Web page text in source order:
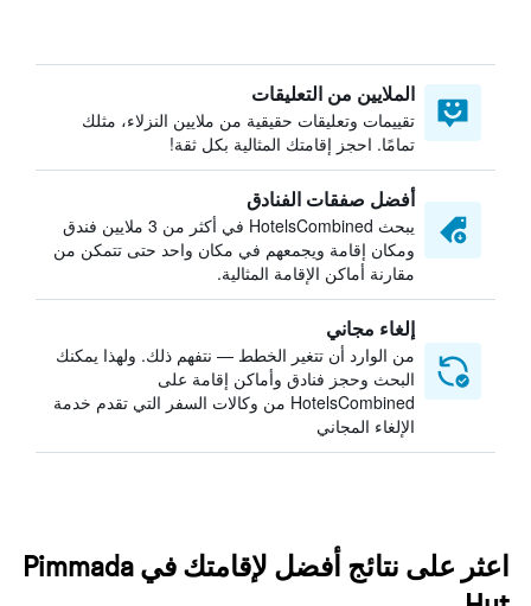
الملايين من التعليقات
تقييمات وتعليقات حقيقية من ملايين النزلاء، مثلك
تمامًا. احجز إقامتك المثالية بكل ثقة!
أفضل صفقات الفنادق
يبحث HotelsCombined في أكثر من 3 ملايين فندق
ومكان إقامة ويجمعهم في مكان واحد حتى تتمكن من
مقارنة أماكن الإقامة المثالية.
إلغاء مجاني
من الوارد أن تتغير الخطط — نتفهم ذلك. ولهذا يمكنك
البحث وحجز فنادق وأماكن إقامة على
HotelsCombined من وكالات السفر التي تقدم خدمة
الإلغاء المجاني
اعثر على نتائج أفضل لإقامتك في Pimmada